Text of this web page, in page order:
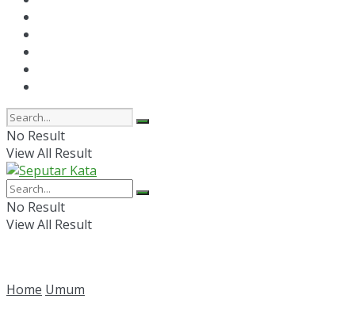
No Result
View All Result
No Result
View All Result
Home Umum